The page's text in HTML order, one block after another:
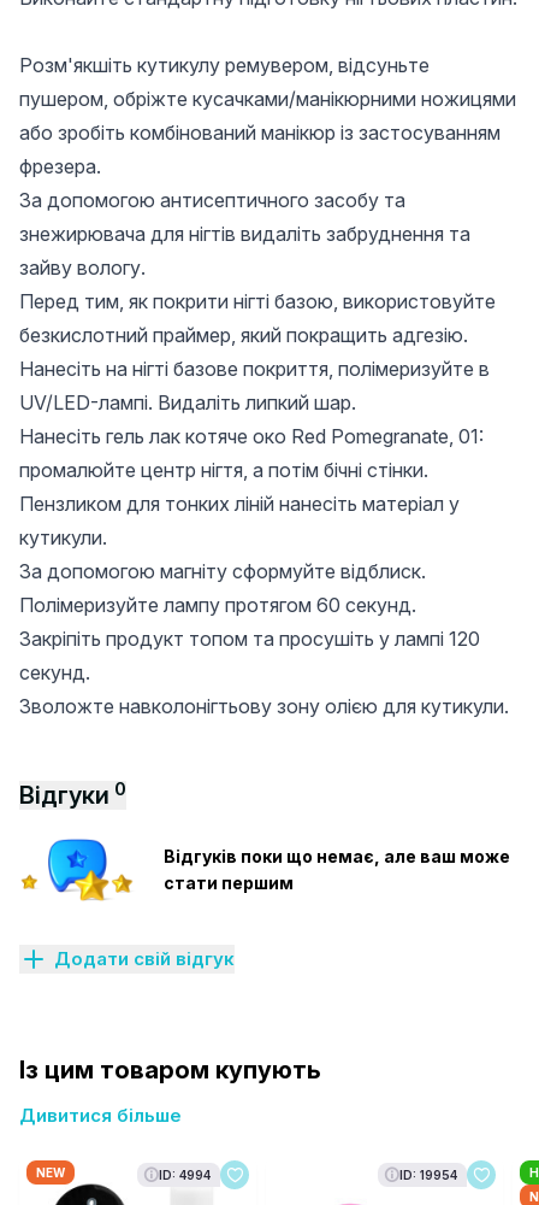
Розм'якшіть кутикулу ремувером, відсуньте
пушером, обріжте кусачками/манікюрними ножицями
або зробіть комбінований манікюр із застосуванням
фрезера.
За допомогою антисептичного засобу та
знежирювача для нігтів видаліть забруднення та
зайву вологу.
Перед тим, як покрити нігті базою, використовуйте
безкислотний праймер, який покращить адгезію.
Нанесіть на нігті базове покриття, полімеризуйте в
UV/LED-лампі. Видаліть липкий шар.
Нанесіть гель лак котяче око Red Pomegranate, 01:
промалюйте центр нігтя, а потім бічні стінки.
Пензликом для тонких ліній нанесіть матеріал у
кутикули.
За допомогою магніту сформуйте відблиск.
Полімеризуйте лампу протягом 60 секунд.
Закріпіть продукт топом та просушіть у лампі 120
секунд.
Зволожте навколонігтьову зону олією для кутикули.
Відгуки 0
Відгуків поки що немає, але ваш може
стати першим
Додати свій відгук
Із цим товаром купують
Дивитися більше
NEW ID: 4994 ID: 19954